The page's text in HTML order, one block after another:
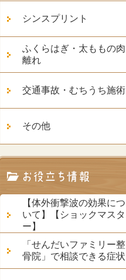
シンスプリント
ふくらはぎ・太ももの肉
離れ
交通事故・むちうち施術
その他
【体外衝撃波の効果につ
いて】【ショックマスタ
ー】
「せんだいファミリー整
骨院」で相談できる症状